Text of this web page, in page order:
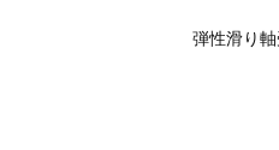
弾性滑り